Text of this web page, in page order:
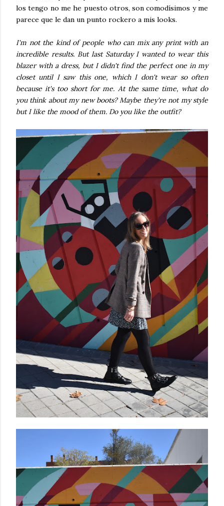
los tengo no me he puesto otros, son comodísimos y me
parece que le dan un punto rockero a mis looks.
I'm not the kind of people who can mix any print with an
incredible results. But last Saturday I wanted to wear this
blazer with a dress, but I didn't find the perfect one in my
closet until I saw this one, which I don't wear so often
because it's too short for me. At the same time, what do
you think about my new boots? Maybe they're not my style
but I like the mood of them. Do you like the outfit?